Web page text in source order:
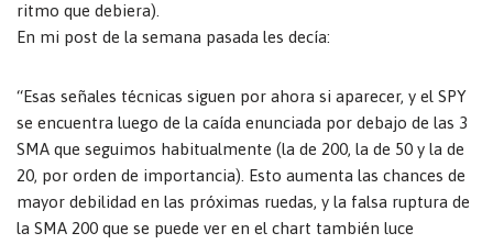
ritmo que debiera).
En mi post de la semana pasada les decía:
“Esas señales técnicas siguen por ahora si aparecer, y el SPY
se encuentra luego de la caída enunciada por debajo de las 3
SMA que seguimos habitualmente (la de 200, la de 50 y la de
20, por orden de importancia). Esto aumenta las chances de
mayor debilidad en las próximas ruedas, y la falsa ruptura de
la SMA 200 que se puede ver en el chart también luce